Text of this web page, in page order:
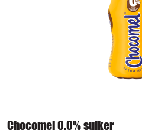
Chocomel 0.0% suiker